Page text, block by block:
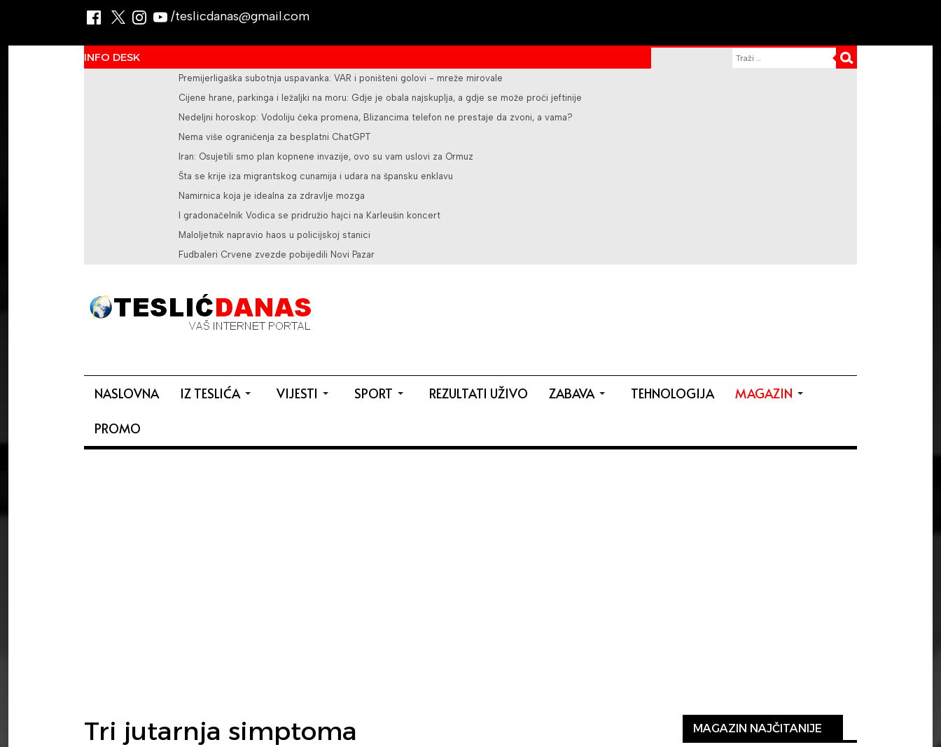
/teslicdanas@gmail.com
INFO DESK
Premijerligaška subotnja uspavanka: VAR i poništeni golovi - mreže mirovale
Cijene hrane, parkinga i ležaljki na moru: Gdje je obala najskuplja, a gdje se može proći jeftinije
Nedeljni horoskop: Vodoliju čeka promena, Blizancima telefon ne prestaje da zvoni, a vama?
Nema više ograničenja za besplatni ChatGPT
Iran: Osujetili smo plan kopnene invazije, ovo su vam uslovi za Ormuz
Šta se krije iza migrantskog cunamija i udara na špansku enklavu
Namirnica koja je idealna za zdravlje mozga
I gradonačelnik Vodica se pridružio hajci na Karleušin koncert
Maloljetnik napravio haos u policijskoj stanici
Fudbaleri Crvene zvezde pobijedili Novi Pazar
NASLOVNA IZ TESLIĆA VIJESTI SPORT REZULTATI UŽIVO ZABAVA TEHNOLOGIJA
MAGAZIN
PROMO
Tri jutarnja simptoma
MAGAZIN NAJČITANIJE